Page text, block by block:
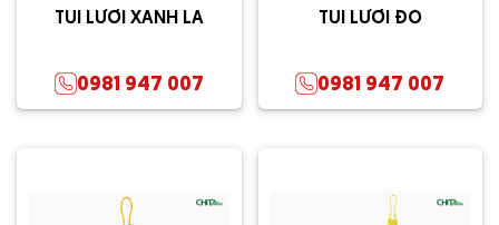
TÚI LƯỚI XANH LÁ
0981 947 007
TÚI LƯỚI ĐỎ
0981 947 007